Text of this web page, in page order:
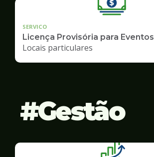
SERVICO
Licença Provisória para Eventos
Locais particulares
Gestão